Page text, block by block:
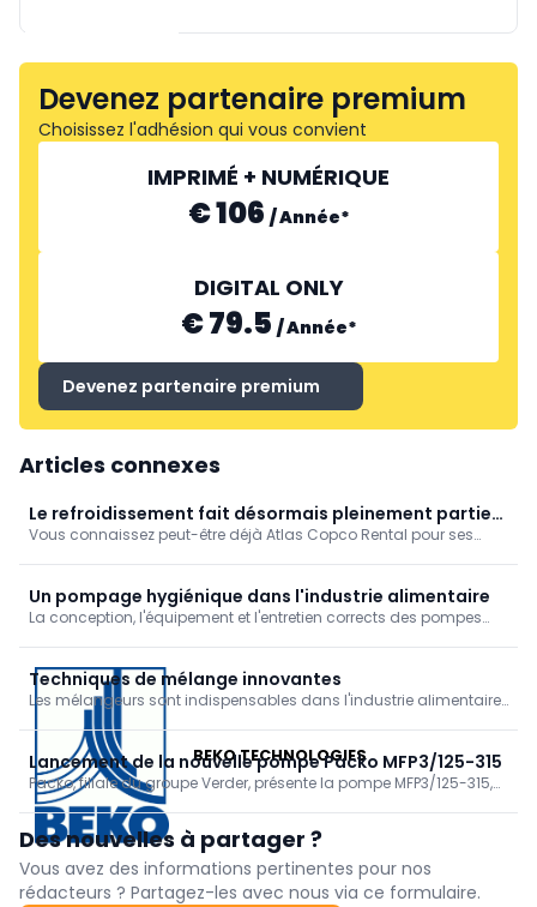
BEKO TECHNOLOGIES
Devenez partenaire premium
Choisissez l'adhésion qui vous convient
IMPRIMÉ + NUMÉRIQUE
€ 106 /Année*
DIGITAL ONLY
€ 79.5 /Année*
Devenez partenaire premium
Articles connexes
Le refroidissement fait désormais pleinement partie
de l’offre de location d’Atlas Copco Rental
Vous connaissez peut-être déjà Atlas Copco Rental pour ses
solutions de refroidissement ? Grâce à l’intégration des
anciennes activités de Delta-Temp, cette expertise fait
aujourd’hui pleinement partie de l’offre.
Un pompage hygiénique dans l'industrie alimentaire
La conception, l'équipement et l'entretien corrects des pompes
garantissent que les pompes peuvent être nettoyées
correctement et qu'elles sont de qualité alimentaire.
Techniques de mélange innovantes
Les mélangeurs sont indispensables dans l'industrie alimentaire.
liquides, sont combinés de manière optimale pour une large
gamme de produits. Quelles sont les techniques existantes et
quelles sont les dernières tendances et évolutions?
Lancement de la nouvelle pompe Packo MFP3/125-315
Packo, filiale du groupe Verder, présente la pompe MFP3/125-315,
une extension innovante de la gamme MFP3, conçue dans un
souci constant d'efficacité maximale et de faible coût total de
possession (TCO).
Des nouvelles à partager ?
Vous avez des informations pertinentes pour nos
rédacteurs ? Partagez-les avec nous via ce formulaire.